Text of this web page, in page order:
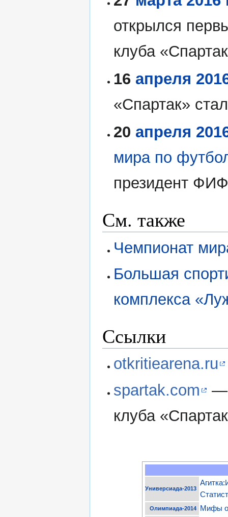
открылся
клуба
16 апреля
«Спартак»
20 апреля
мира по
президент
См. также
Чемпионат
Большая
комплекса
Ссылки
otkritiearena.ru
spartak.com
—
клуба
Универсиада-2013
Олимпиада-2014 Мифы